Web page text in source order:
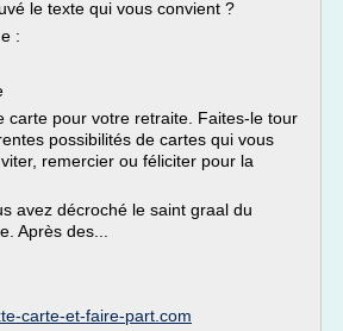
le texte qui vous convient ?
:
carte pour votre retraite. Faites-le tour
possibilités de cartes qui vous
remercier ou féliciter pour la
avez décroché le saint graal du
Après des...
carte-et-faire-part.com